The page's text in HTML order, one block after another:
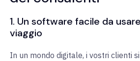
1. Un software facile da
viaggio
In un mondo digitale, i vostri clienti